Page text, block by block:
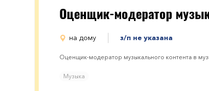
Оценщик-модератор
на дому з/п не указана
Оценщик-модератор музыкального контента в
Музыка